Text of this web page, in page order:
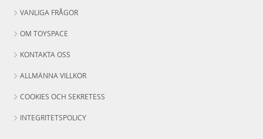
VANLIGA FRÅGOR
OM TOYSPACE
KONTAKTA OSS
ALLMÄNNA VILLKOR
COOKIES OCH SEKRETESS
INTEGRITETSPOLICY